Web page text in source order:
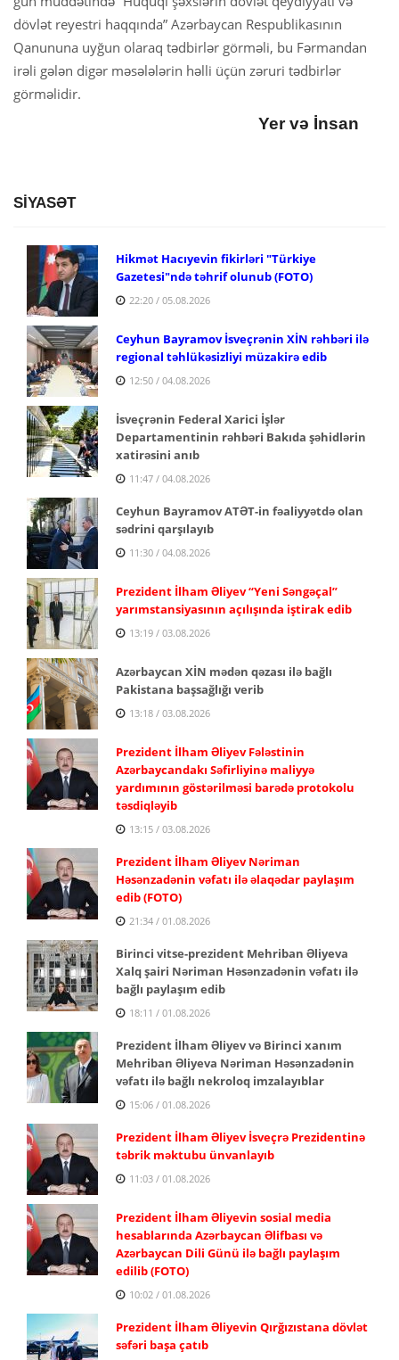
dövlət reyestri haqqında” Azərbaycan Respublikasının
Qanununa uyğun olaraq tədbirlər görməli, bu Fərmandan
irəli gələn digər məsələlərin həlli üçün zəruri tədbirlər
görməlidir.
Yer və İnsan
SİYASƏT
Hikmət Hacıyevin fikirləri "Türkiye
Gazetesi"ndə təhrif olunub (FOTO)
22:20 / 05.08.2026
Ceyhun Bayramov İsveçrənin XİN rəhbəri ilə
regional təhlükəsizliyi müzakirə edib
12:50 / 04.08.2026
İsveçrənin Federal Xarici İşlər
Departamentinin rəhbəri Bakıda şəhidlərin
xatirəsini anıb
11:47 / 04.08.2026
Ceyhun Bayramov ATƏT-in fəaliyyətdə olan
sədrini qarşılayıb
11:30 / 04.08.2026
Prezident İlham Əliyev “Yeni Səngəçal”
yarımstansiyasının açılışında iştirak edib
13:19 / 03.08.2026
Azərbaycan XİN mədən qəzası ilə bağlı
Pakistana başsağlığı verib
13:18 / 03.08.2026
Prezident İlham Əliyev Fələstinin
Azərbaycandakı Səfirliyinə maliyyə
yardımının göstərilməsi barədə protokolu
təsdiqləyib
13:15 / 03.08.2026
Prezident İlham Əliyev Nəriman
Həsənzadənin vəfatı ilə əlaqədar paylaşım
edib (FOTO)
21:34 / 01.08.2026
Birinci vitse-prezident Mehriban Əliyeva
Xalq şairi Nəriman Həsənzadənin vəfatı ilə
bağlı paylaşım edib
18:11 / 01.08.2026
Prezident İlham Əliyev və Birinci xanım
Mehriban Əliyeva Nəriman Həsənzadənin
vəfatı ilə bağlı nekroloq imzalayıblar
15:06 / 01.08.2026
Prezident İlham Əliyev İsveçrə Prezidentinə
təbrik məktubu ünvanlayıb
11:03 / 01.08.2026
Prezident İlham Əliyevin sosial media
hesablarında Azərbaycan Əlifbası və
Azərbaycan Dili Günü ilə bağlı paylaşım
edilib (FOTO)
10:02 / 01.08.2026
Prezident İlham Əliyevin Qırğızıstana dövlət
səfəri başa çatıb